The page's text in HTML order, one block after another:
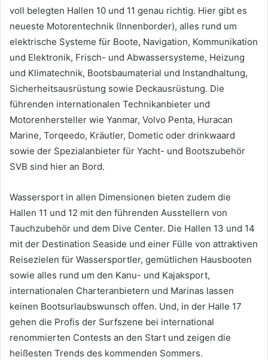
voll belegten Hallen 10 und 11 genau richtig. Hier gibt es
neueste Motorentechnik (Innenborder), alles rund um
elektrische Systeme für Boote, Navigation, Kommunikation
und Elektronik, Frisch- und Abwassersysteme, Heizung
und Klimatechnik, Bootsbaumaterial und Instandhaltung,
Sicherheitsausrüstung sowie Deckausrüstung. Die
führenden internationalen Technikanbieter und
Motorenhersteller wie Yanmar, Volvo Penta, Huracan
Marine, Torqeedo, Kräutler, Dometic oder drinkwaard
sowie der Spezialanbieter für Yacht- und Bootszubehör
SVB sind hier an Bord.
Wassersport in allen Dimensionen bieten zudem die
Hallen 11 und 12 mit den führenden Ausstellern von
Tauchzubehör und dem Dive Center. Die Hallen 13 und 14
mit der Destination Seaside und einer Fülle von attraktiven
Reisezielen für Wassersportler, gemütlichen Hausbooten
sowie alles rund um den Kanu- und Kajaksport,
internationalen Charteranbietern und Marinas lassen
keinen Bootsurlaubswunsch offen. Und, in der Halle 17
gehen die Profis der Surfszene bei international
renommierten Contests an den Start und zeigen die
heißesten Trends des kommenden Sommers.